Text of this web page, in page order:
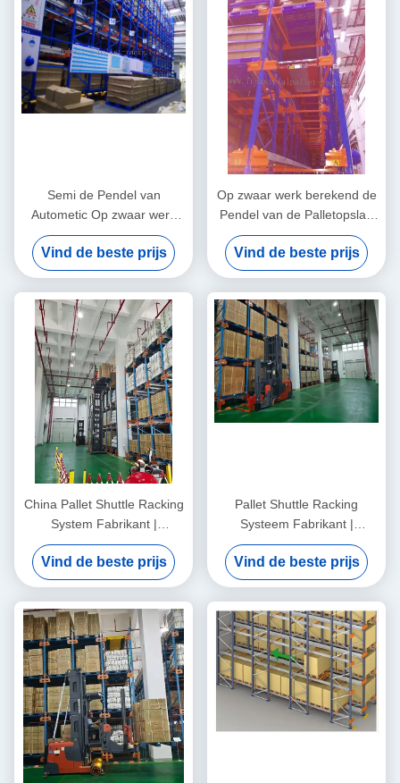
Semi de Pendel van
Autometic Op zwaar werk
berekend Radio het Rekken
Systeem voor Industrieel
Opslagbeheer
Vind de beste prijs
Op zwaar werk berekend de
Pendel van de Palletopslag
Radio het Rekken Systeem
dat door
Vorkheftruck/Pendelmotor in
werking wordt gesteld
Vind de beste prijs
China Pallet Shuttle Racking
System Fabrikant |
Aangepast High Density
Magazijn Opslagsysteem
Vind de beste prijs
Pallet Shuttle Racking
Systeem Fabrikant |
Opslagoplossingen voor
Magazijnen met Hoge
Dichtheid
Vind de beste prijs